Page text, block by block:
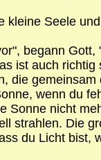
kleine Seele
begann
ist auch
die
wenn du
Sonne nicht
strahlen. Die
du Licht bist,